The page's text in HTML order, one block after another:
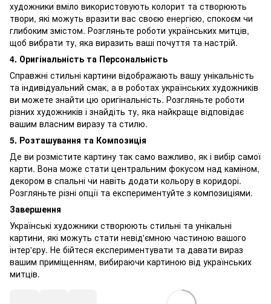
художники вміло використовують колорит та створюють
твори, які можуть вразити вас своєю енергією, спокоєм чи
глибоким змістом. Розгляньте роботи українських митців,
щоб вибрати ту, яка виразить ваші почуття та настрій.
4. Оригінальність та Персональність
Справжні стильні картини відображають вашу унікальність
та індивідуальний смак, а в роботах українських художників
ви можете знайти цю оригінальність. Розгляньте роботи
різних художників і знайдіть ту, яка найкраще відповідає
вашим власним виразу та стилю.
5. Розташування та Композиція
Де ви розмістите картину так само важливо, як і вибір самої
карти. Вона може стати центральним фокусом над каміном,
декором в спальні чи навіть додати кольору в коридорі.
Розгляньте різні опції та експериментуйте з композиціями.
Завершення
Українські художники створюють стильні та унікальні
картини, які можуть стати невід'ємною частиною вашого
інтер'єру. Не бійтеся експериментувати та давати вираз
вашим приміщенням, вибираючи картиною від українських
митців.